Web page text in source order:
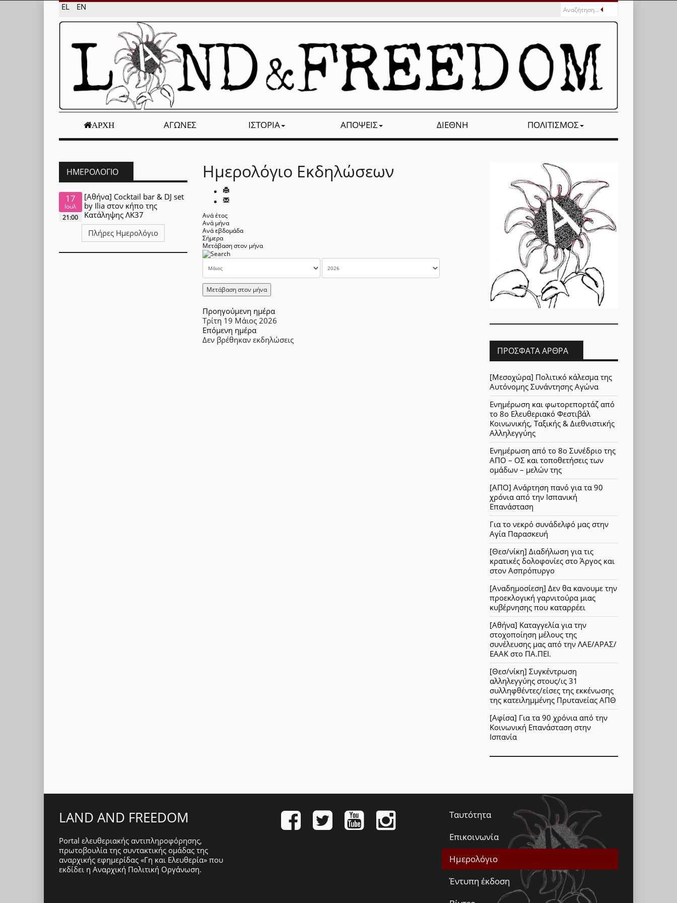
EL EN
ΑΡΧΉ ΑΓΏΝΕΣ ΙΣΤΟΡΊΑ ΑΠΌΨΕΙΣ ΔΙΕΘΝΉ ΠΟΛΙΤΙΣΜΌΣ
Ημερολόγιο Εκδηλώσεων
Ανά έτος
Ανά μήνα
Ανά εβδομάδα
Σήμερα
Μετάβαση στον μήνα
Μετάβαση στον μήνα
Προηγούμενη ημέρα
Τρίτη 19 Μάιος 2026
Επόμενη ημέρα
Δεν βρέθηκαν εκδηλώσεις
ΗΜΕΡΟΛΌΓΙΟ
17
Ιουλ
21:00
[Αθήνα] Cocktail bar & DJ set
by Ilia στον κήπο της
Κατάληψης ΛΚ37
Πλήρες Ημερολόγιο
ΠΡΌΣΦΑΤΑ ΆΡΘΡΑ
[Μεσοχώρα] Πολιτικό κάλεσμα της
Αυτόνομης Συνάντησης Αγώνα
Ενημέρωση και φωτορεπορτάζ από
το 8ο Ελευθεριακό Φεστιβάλ
Κοινωνικής, Ταξικής & Διεθνιστικής
Αλληλεγγύης
Ενημέρωση από το 8ο Συνέδριο της
ΑΠΟ – ΟΣ και τοποθετήσεις των
ομάδων – μελών της
[ΑΠΟ] Ανάρτηση πανό για τα 90
χρόνια από την Ισπανική
Επανάσταση
Για το νεκρό συνάδελφό μας στην
Αγία Παρασκευή
[Θεσ/νίκη] Διαδήλωση για τις
κρατικές δολοφονίες στο Άργος και
στον Ασπρόπυργο
[Αναδημοσίεση] Δεν θα κανουμε την
προεκλογική γαρνιτούρα μιας
κυβέρνησης που καταρρέει
[Αθήνα] Καταγγελία για την
στοχοποίηση μέλους της
συνέλευσης μας από την ΛΑΕ/ΑΡΑΣ/
ΕΑΑΚ στο ΠΑ.ΠΕΙ.
[Θεσ/νίκη] Συγκέντρωση
αλληλεγγύης στους/ις 31
συλληφθέντες/είσες της εκκένωσης
της κατειλημμένης Πρυτανείας ΑΠΘ
[Αφίσα] Για τα 90 χρόνια από την
Κοινωνική Επανάσταση στην
Ισπανία
LAND AND FREEDOM
Portal ελευθεριακής αντιπληροφόρησης,
πρωτοβουλία της συντακτικής ομάδας της
αναρχικής εφημερίδας «Γη και Ελευθερία» που
εκδίδει η Αναρχική Πολιτική Οργάνωση.
Ταυτότητα
Επικοινωνία
Ημερολόγιο
Έντυπη έκδοση